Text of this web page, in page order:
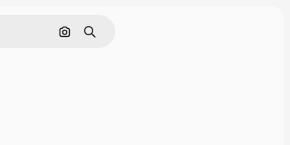
画像で検索
検索